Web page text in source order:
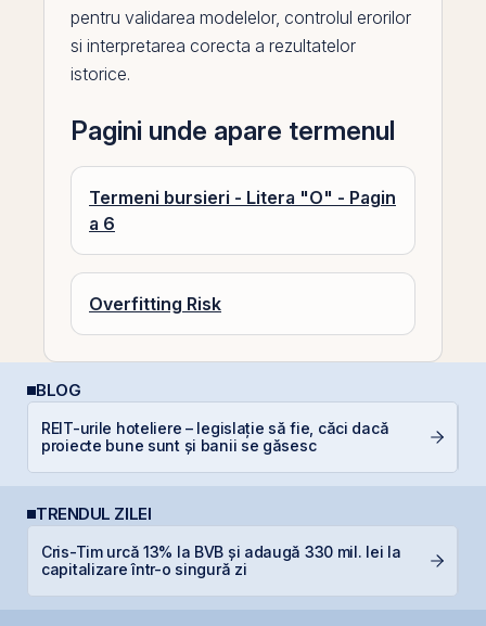
pentru validarea modelelor, controlul erorilor
si interpretarea corecta a rezultatelor
istorice.
Pagini unde apare termenul
Termeni bursieri - Litera "O" - Pagin
a 6
Overfitting Risk
BLOG
REIT-urile hoteliere – legislație să fie, căci dacă
proiecte bune sunt și banii se găsesc
TRENDUL ZILEI
Cris-Tim urcă 13% la BVB și adaugă 330 mil. lei la
capitalizare într-o singură zi